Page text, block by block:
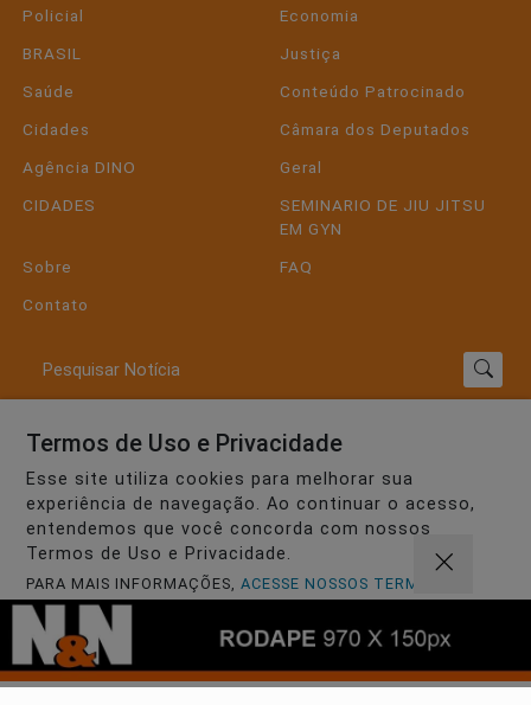
Policial
Economia
BRASIL
Justiça
Saúde
Conteúdo Patrocinado
Cidades
Câmara dos Deputados
Agência DINO
Geral
CIDADES
SEMINARIO DE JIU JITSU
EM GYN
Sobre
FAQ
Contato
Pesquisar Notícia
Painel do Leitor
Nerildo e Nerivan - Todos os direitos reservados
Termos de Uso e Privacidade
Termos de Uso e Privacidade
Esse site utiliza cookies para melhorar sua
experiência de navegação. Ao continuar o acesso,
entendemos que você concorda com nossos
Termos de Uso e Privacidade.
PARA MAIS INFORMAÇÕES,ACESSE NOSSOS TERMOS
CLICANDO AQUI
PROSSEGUIR